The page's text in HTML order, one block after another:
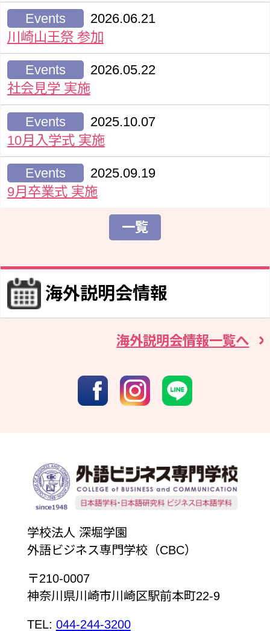
Events
2026.06.21
川崎山王祭 参加
Events
2026.05.22
社会見学 実施
Events
2025.10.07
10月入学式 実施
Events
2025.09.19
9月卒業式 実施
一覧
海外説明会情報
海外説明会情報一覧へ
学校法人 深堀学園
外語ビジネス専門学校（CBC）
〒210-0007
神奈川県川崎市川崎区駅前本町22-9
TEL: 044-244-3200